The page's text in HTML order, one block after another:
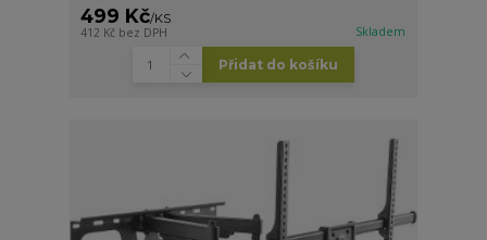
499 Kč/KS
412 Kč bez DPH Skladem
Přidat do košíku